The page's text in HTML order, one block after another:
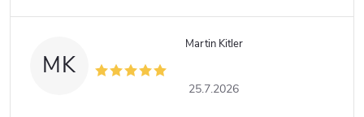
MK
Martin Kitler
25.7.2026